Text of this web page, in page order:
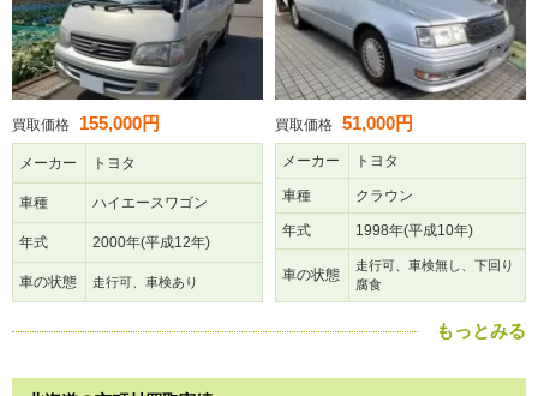
買取価格 155,000円
メーカー トヨタ
車種 ハイエースワゴン
年式 2000年(平成12年)
車の状態 走行可、車検あり
買取価格 51,000円
メーカー トヨタ
車種 クラウン
年式 1998年(平成10年)
車の状態
走行可、車検無し、下回り
腐食
もっとみる